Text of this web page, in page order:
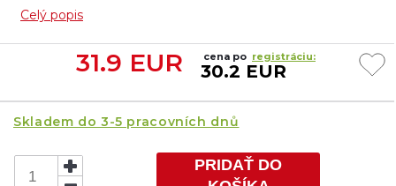
hliníkového profilu....
Celý popis
31.9 EUR cena po registráciu:
30.2 EUR
Skladem do 3-5 pracovních dnů
PRIDAŤ DO